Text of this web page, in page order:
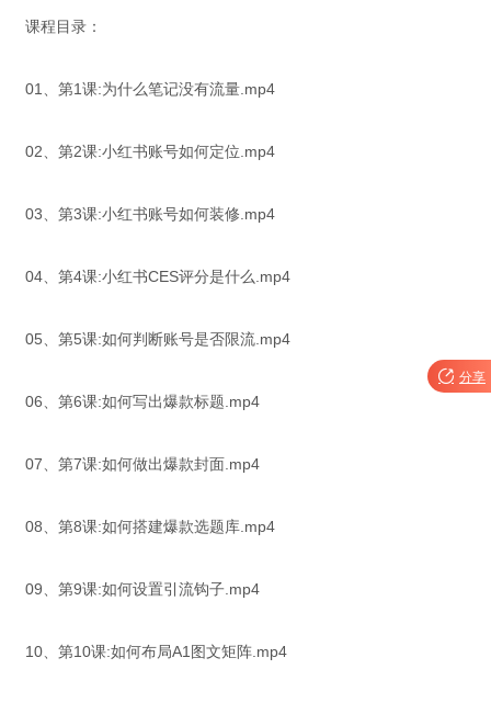
课程目录：
01、第1课:为什么笔记没有流量.mp4
02、第2课:小红书账号如何定位.mp4
03、第3课:小红书账号如何装修.mp4
04、第4课:小红书CES评分是什么.mp4
05、第5课:如何判断账号是否限流.mp4
06、第6课:如何写出爆款标题.mp4
07、第7课:如何做出爆款封面.mp4
08、第8课:如何搭建爆款选题库.mp4
09、第9课:如何设置引流钩子.mp4
10、第10课:如何布局A1图文矩阵.mp4
 分享